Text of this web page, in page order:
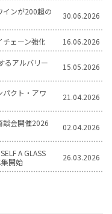
インが200超の
30.06.2026
ェーン強化 16.06.2026
るアルバリー
15.05.2026
パクト・アワ
21.04.2026
談会開催2026
02.04.2026
A GLASS
開始
26.03.2026